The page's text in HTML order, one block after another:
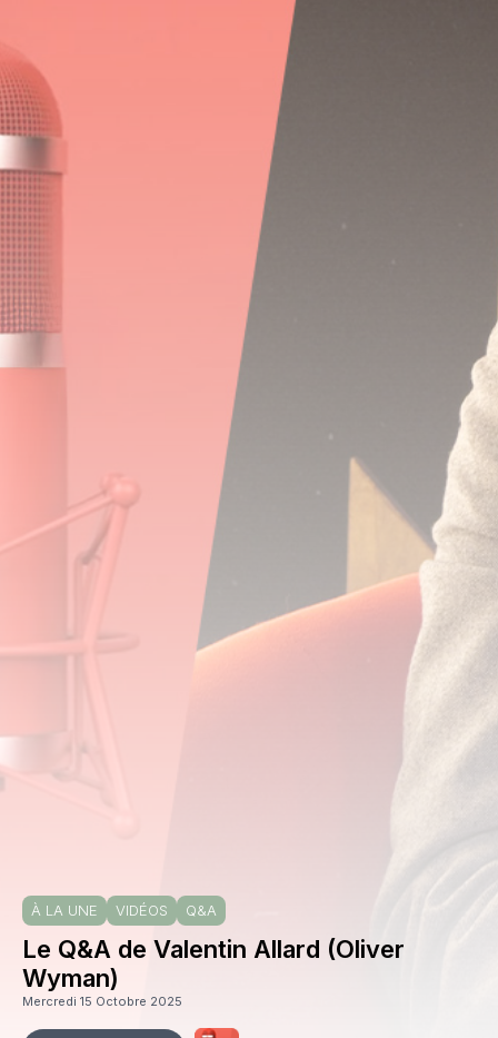
À LA UNE VIDÉOS Q&A
Le Q&A de Valentin Allard (Oliver
Wyman)
Mercredi 15 Octobre 2025